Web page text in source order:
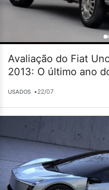
Avaliação do Fiat
2013: O último ano
USADOS •22/07